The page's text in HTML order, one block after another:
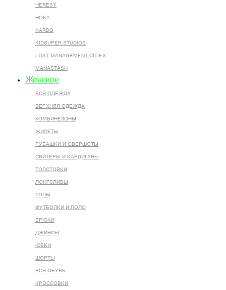
HERESY
HOKA
KARDO
KIDSUPER STUDIOS
LOST MANAGEMENT CITIES
MANASTASH
Женское
ВСЯ ОДЕЖДА
ВЕРХНЯЯ ОДЕЖДА
КОМБИНЕЗОНЫ
ЖИЛЕТЫ
РУБАШКИ И ОВЕРШОТЫ
СВИТЕРЫ И КАРДИГАНЫ
ТОЛСТОВКИ
ЛОНГСЛИВЫ
ТОПЫ
ФУТБОЛКИ И ПОЛО
БРЮКИ
ДЖИНСЫ
ЮБКИ
ШОРТЫ
ВСЯ ОБУВЬ
КРОССОВКИ